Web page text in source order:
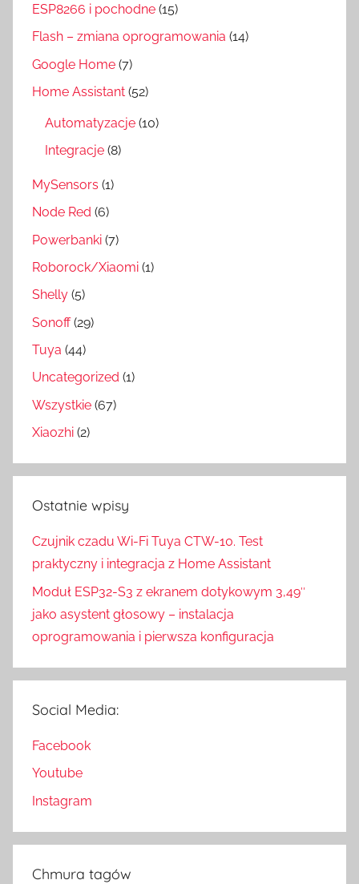
ESP8266 i pochodne (15)
Flash – zmiana oprogramowania (14)
Google Home (7)
Home Assistant (52)
Automatyzacje (10)
Integracje (8)
MySensors (1)
Node Red (6)
Powerbanki (7)
Roborock/Xiaomi (1)
Shelly (5)
Sonoff(29)
Tuya (44)
Uncategorized (1)
Wszystkie (67)
Xiaozhi (2)
Ostatnie wpisy
Czujnik czadu Wi-Fi Tuya CTW-10. Test
praktyczny i integracja z Home Assistant
Moduł ESP32-S3 z ekranem dotykowym 3,49″
jako asystent głosowy – instalacja
oprogramowania i pierwsza konfiguracja
Social Media:
Facebook
Youtube
Instagram
Chmura tagów